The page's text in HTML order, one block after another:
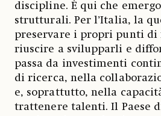
discipline. È qui che
strutturali. Per l’Italia, la
preservare i propri punti di
riuscire a svilupparli e
passa da investimenti
di ricerca, nella
e, soprattutto, nella
trattenere talenti. Il Paese